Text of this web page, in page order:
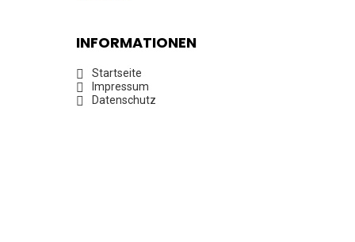
INFORMATIONEN
Startseite
Impressum
Datenschutz